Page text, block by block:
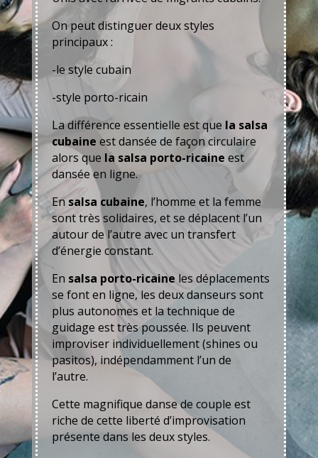
On peut distinguer deux styles
principaux :
-le style cubain
-style porto-ricain
La différence essentielle est que la salsa
cubaine est dansée de façon circulaire
alors que la salsa porto-ricaine est
dansée en ligne.
Ensalsa cubaine, l’homme et la femme
sont très solidaires, et se déplacent l’un
autour de l’autre avec un transfert
d’énergie constant.
En salsa porto-ricaine les déplacements
se font en ligne, les deux danseurs sont
plus autonomes et la technique de
guidage est très poussée. Ils peuvent
improviser individuellement (shines ou
pasitos), indépendamment l’un de
l’autre.
Cette magnifique danse de couple est
riche de cette liberté d’improvisation
présente dans les deux styles.